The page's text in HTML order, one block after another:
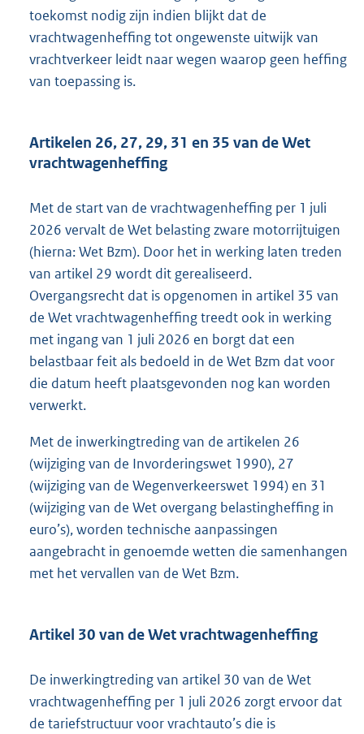
toekomst nodig zijn indien blijkt dat de
vrachtwagenheffing tot ongewenste uitwijk van
vrachtverkeer leidt naar wegen waarop geen heffing
van toepassing is.
Artikelen 26, 27, 29, 31 en 35 van de Wet
vrachtwagenheffing
Met de start van de vrachtwagenheffing per 1 juli
2026 vervalt de Wet belasting zware motorrijtuigen
(hierna: Wet Bzm). Door het in werking laten treden
van artikel 29 wordt dit gerealiseerd.
Overgangsrecht dat is opgenomen in artikel 35 van
de Wet vrachtwagenheffing treedt ook in werking
met ingang van 1 juli 2026 en borgt dat een
belastbaar feit als bedoeld in de Wet Bzm dat voor
die datum heeft plaatsgevonden nog kan worden
verwerkt.
Met de inwerkingtreding van de artikelen 26
(wijziging van de Invorderingswet 1990), 27
(wijziging van de Wegenverkeerswet 1994) en 31
(wijziging van de Wet overgang belastingheffing in
euro’s), worden technische aanpassingen
aangebracht in genoemde wetten die samenhangen
met het vervallen van de Wet Bzm.
Artikel 30 van de Wet vrachtwagenheffing
De inwerkingtreding van artikel 30 van de Wet
vrachtwagenheffing per 1 juli 2026 zorgt ervoor dat
de tariefstructuur voor vrachtauto’s die is